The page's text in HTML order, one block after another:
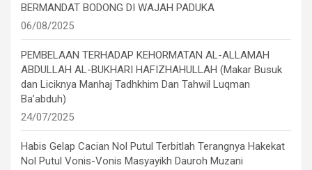
BERMANDAT BODONG DI WAJAH PADUKA
06/08/2025
PEMBELAAN TERHADAP KEHORMATAN AL-ALLAMAH
ABDULLAH AL-BUKHARI HAFIZHAHULLAH (Makar Busuk
dan Liciknya Manhaj Tadhkhim Dan Tahwil Luqman
Ba’abduh)
24/07/2025
Habis Gelap Cacian Nol Putul Terbitlah Terangnya Hakekat
Nol Putul Vonis-Vonis Masyayikh Dauroh Muzani